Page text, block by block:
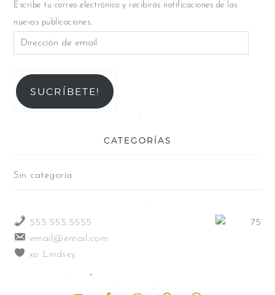
Escribe tu correo electrónico y recibirás notificaciones de las
nuevas publicaciones.
SUCRÍBETE!
CATEGORÍAS
Sin categoría
555.555.5555
email@email.com
xo Lindsey